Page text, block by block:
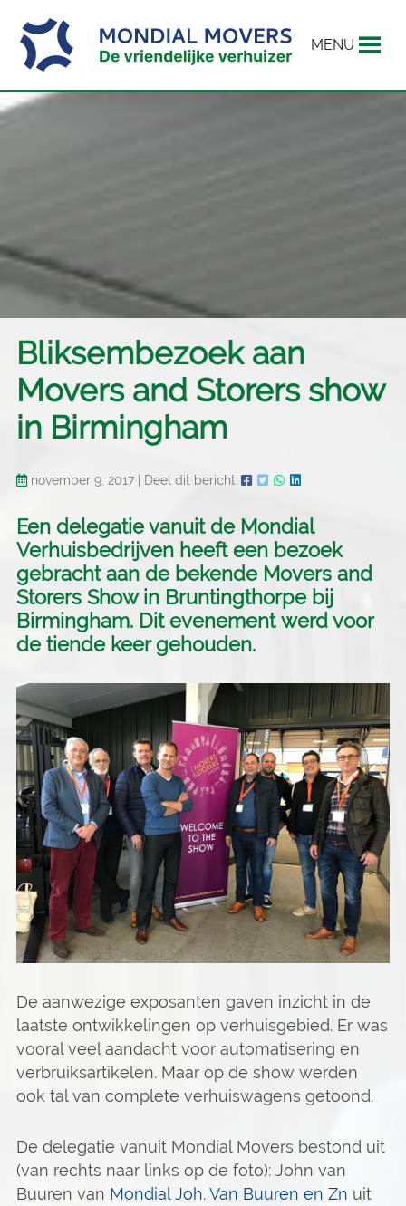
MENU
Bliksembezoek aan
Movers and Storers show
in Birmingham
november 9, 2017 Deel dit bericht:
Een delegatie vanuit de Mondial
Verhuisbedrijven heeft een bezoek
gebracht aan de bekende Movers and
Storers Show in Bruntingthorpe bij
Birmingham. Dit evenement werd voor
de tiende keer gehouden.
De aanwezige exposanten gaven inzicht in de
laatste ontwikkelingen op verhuisgebied. Er was
vooral veel aandacht voor automatisering en
verbruiksartikelen. Maar op de show werden
ook tal van complete verhuiswagens getoond.
De delegatie vanuit Mondial Movers bestond uit
(van rechts naar links op de foto): John van
Buuren van Mondial Joh. Van Buuren en Zn uit